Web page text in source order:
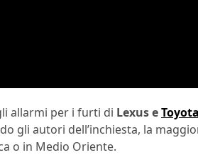
allarmi per i furti di Lexus eToyota
gli autori dell’inchiesta, la
o in Medio Oriente.